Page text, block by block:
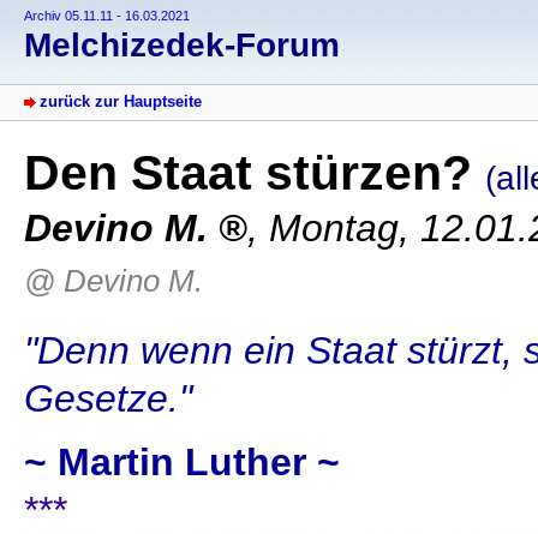
Archiv 05.11.11 - 16.03.2021
Melchizedek-Forum
zurück zur Hauptseite
Den Staat stürzen?
Devino M. , Montag,
@ Devino M.
"Denn wenn ein Staat stürzt,
Gesetze."
~ Martin Luther ~
***